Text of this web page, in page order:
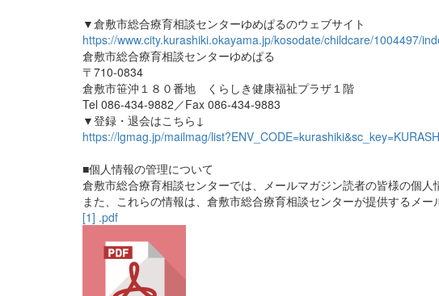
▼倉敷市総合療育相談センターゆめぱるのウェブサイト
https://www.city.kurashiki.okayama.jp/kosodate/childcare/1004497/
倉敷市総合療育相談センターゆめぱる
〒710-0834
倉敷市笹沖１８０番地 くらしき健康福祉プラザ１階
Tel 086-434-9882／Fax 086-434-9883
▼登録・退会はこちら↓
https://lgmag.jp/mailmag/
■個人情報の管理について
倉敷市総合療育相談センターでは、メールマガジン読者の皆様の個
また、これらの情報は、倉敷市総合療育相談センターが提供するメー
[1] .pdf